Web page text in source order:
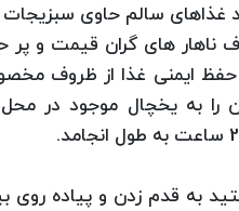
غذاهای سالم حاوی سبزیجات
ناهار های گران قیمت و
حفظ ایمنی غذا از ظروف
به یخچال موجود در محل
به قدم زدن و پیاده روی